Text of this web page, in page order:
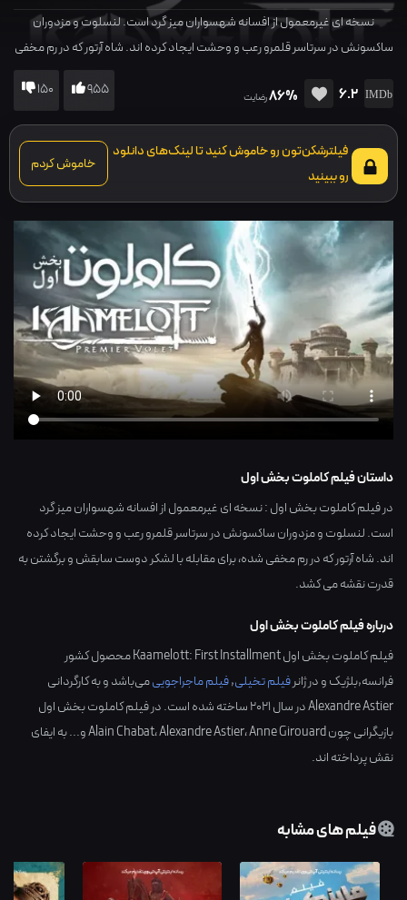
نسخه ای غیرمعمول از افسانه شهسواران میز گرد است. لنسلوت و مزدوران
ساکسونش در سرتاسر قلمرو رعب و وحشت ایجاد کرده اند. شاه آرتور که در رم مخفی
شده، برای مقابله با لشکر دوست سابقش و برگشتن به قدرت نقشه می کشد.
6.2
86%رضایت 955
150
فیلترشکن‌تون رو خاموش کنید تا لینک‌های دانلود
رو ببینید
خاموش کردم
داستان فیلم کاملوت بخش اول
در فیلم کاملوت بخش اول : نسخه ای غیرمعمول از افسانه شهسواران میز گرد
است. لنسلوت و مزدوران ساکسونش در سرتاسر قلمرو رعب و وحشت ایجاد کرده
اند. شاه آرتور که در رم مخفی شده، برای مقابله با لشکر دوست سابقش و برگشتن به
قدرت نقشه می کشد.
درباره فیلم کاملوت بخش اول
فیلم کاملوت بخش اول Kaamelott: First Installment محصول کشور
فرانسه,بلژیکو در ژانرفیلم تخیلی,فیلم ماجراجوییمی‌باشد و به کارگردانی
Alexandre Astierدر سال2021ساخته شده است. در فیلم کاملوت بخش اول
بازیگرانی چون
Alain Chabat،Alexandre Astier،Anne Girouard
و... به ایفای
نقش پرداخته اند.
فیلم های مشابه